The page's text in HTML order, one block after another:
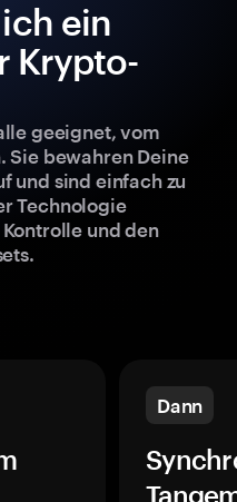
ein
Krypto-
geeignet, vom
Sie bewahren Deine
und sind einfach zu
Technologie
und den
Dann